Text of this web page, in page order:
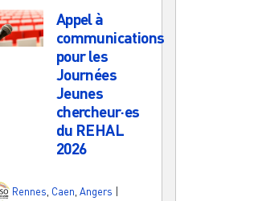
Appel à
communications
pour les
Journées
Jeunes
chercheur·es
du REHAL
2026
Rennes, Caen, Angers